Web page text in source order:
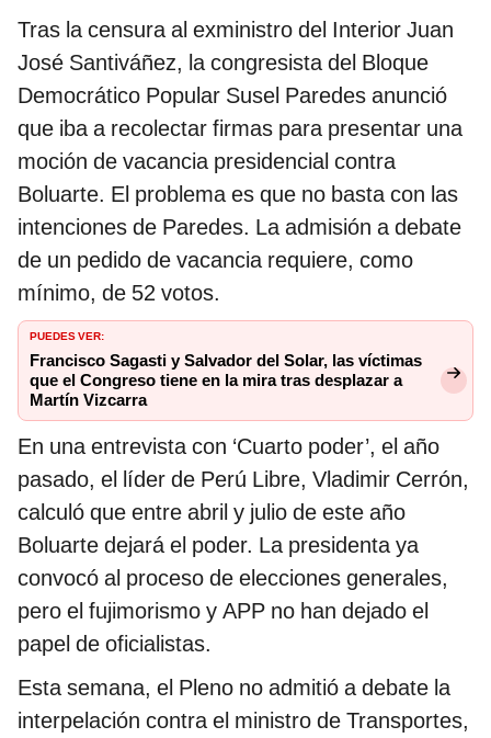
Tras la censura al exministro del Interior Juan
José Santiváñez, la congresista del Bloque
Democrático Popular Susel Paredes anunció
que iba a recolectar firmas para presentar una
moción de vacancia presidencial contra
Boluarte. El problema es que no basta con las
intenciones de Paredes. La admisión a debate
de un pedido de vacancia requiere, como
mínimo, de 52 votos.
PUEDES VER:
Francisco Sagasti y Salvador del Solar, las víctimas
que el Congreso tiene en la mira tras desplazar a
Martín Vizcarra
En una entrevista con ‘Cuarto poder’, el año
pasado, el líder de Perú Libre, Vladimir Cerrón,
calculó que entre abril y julio de este año
Boluarte dejará el poder. La presidenta ya
convocó al proceso de elecciones generales,
pero el fujimorismo y APP no han dejado el
papel de oficialistas.
Esta semana, el Pleno no admitió a debate la
interpelación contra el ministro de Transportes,